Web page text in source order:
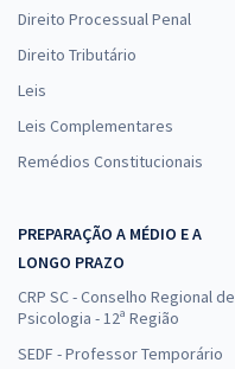
Direito Processual Penal
Direito Tributário
Leis
Leis Complementares
Remédios Constitucionais
PREPARAÇÃO A MÉDIO E A
LONGO PRAZO
CRP SC - Conselho Regional de
Psicologia - 12ª Região
SEDF - Professor Temporário